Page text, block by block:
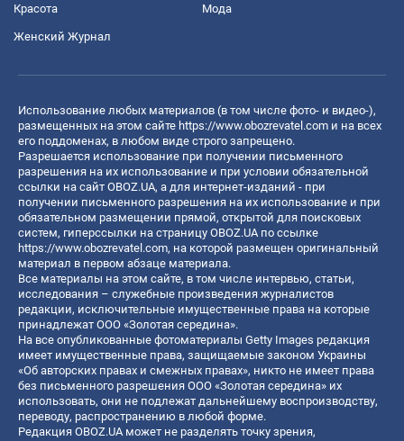
Красота Мода
Женский Журнал
Использование любых материалов (в том числе фото- и видео-),
размещенных на этом сайте https://www.obozrevatel.com и на всех
его поддоменах, в любом виде строго запрещено.
Разрешается использование при получении письменного
разрешения на их использование и при условии обязательной
ссылки на сайт OBOZ.UA, а для интернет-изданий - при
получении письменного разрешения на их использование и при
обязательном размещении прямой, открытой для поисковых
систем, гиперссылки на страницу OBOZ.UA по ссылке
https://www.obozrevatel.com, на которой размещен оригинальный
материал в первом абзаце материала.
Все материалы на этом сайте, в том числе интервью, статьи,
исследования – служебные произведения журналистов
редакции, исключительные имущественные права на которые
принадлежат ООО «Золотая середина».
На все опубликованные фотоматериалы Getty Images редакция
имеет имущественные права, защищаемые законом Украины
«Об авторских правах и смежных правах», никто не имеет права
без письменного разрешения ООО «Золотая середина» их
использовать, они не подлежат дальнейшему воспроизводству,
переводу, распространению в любой форме.
Редакция OBOZ.UA может не разделять точку зрения,